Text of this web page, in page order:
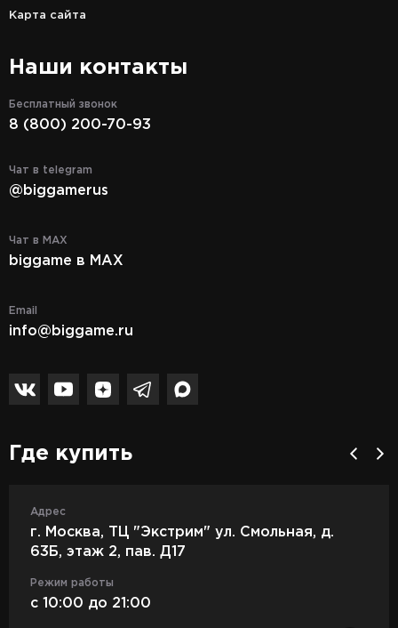
Карта сайта
Наши контакты
Бесплатный звонок
8 (800) 200-70-93
Чат в telegram
@biggamerus
Чат в MAX
biggame в MAX
Email
info@biggame.ru
Где купить
Адрес
г. Москва, ТЦ "Экстрим" ул. Смольная, д.
63Б, этаж 2, пав. Д17
Режим работы
c 10:00 до 21:00